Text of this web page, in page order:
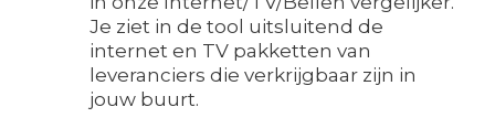
Je ziet in de tool uitsluitend de
internet en TV pakketten van
leveranciers die verkrijgbaar zijn in
jouw buurt.